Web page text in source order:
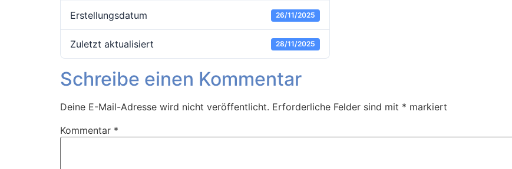
Erstellungsdatum 26/11/2025
Zuletzt aktualisiert 28/11/2025
Schreibe einen Kommentar
Deine E-Mail-Adresse wird nicht veröffentlicht. Erforderliche Felder sind mit * markiert
Kommentar *